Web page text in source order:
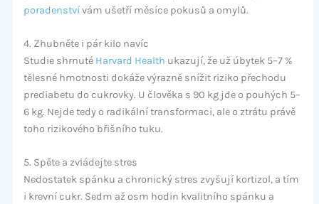
poradenstvívám ušetří měsíce pokusů a omylů.
4. Zhubněte i pár kilo navíc
Studie shrnuté Harvard Health ukazují, že už úbytek 5–7 %
tělesné hmotnosti dokáže výrazně snížit riziko přechodu
prediabetu do cukrovky. U člověka s 90 kg jde o pouhých 5–
6 kg. Nejde tedy o radikální transformaci, ale o ztrátu právě
toho rizikového břišního tuku.
5. Spěte a zvládejte stres
Nedostatek spánku a chronický stres zvyšují kortizol, a tím
i krevní cukr. Sedm až osm hodin kvalitního spánku a